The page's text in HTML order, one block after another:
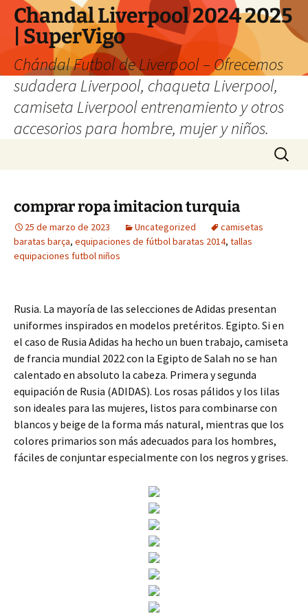
Chandal Liverpool 2024 2025
| SuperVigo
Chándal Futbol de Liverpool – Ofrecemos
sudadera Liverpool, chaqueta Liverpool,
camiseta Liverpool entrenamiento y otros
accesorios para hombre, mujer y niños.
Buscar:
comprar ropa imitacion turquia
25 de marzo de 2023 Uncategorized
camisetas
baratas barça, equipaciones de fútbol baratas 2014, tallas
equipaciones futbol niños
Rusia. La mayoría de las selecciones de Adidas presentan
uniformes inspirados en modelos pretéritos. Egipto. Si en
el caso de Rusia Adidas ha hecho un buen trabajo, camiseta
de francia mundial 2022 con la Egipto de Salah no se han
calentado en absoluto la cabeza. Primera y segunda
equipación de Rusia (ADIDAS). Los rosas pálidos y los lilas
son ideales para las mujeres, listos para combinarse con
blancos y beige de la forma más natural, mientras que los
colores primarios son más adecuados para los hombres,
fáciles de conjuntar especialmente con los negros y grises.